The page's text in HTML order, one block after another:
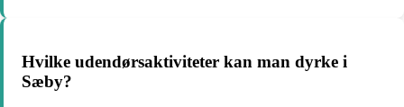
Hvilke udendørsaktiviteter kan man dyrke i
Sæby?